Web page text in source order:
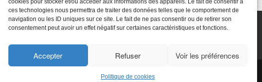
cookies pour stocker et/ou accéder aux informations des appareils. Le fait de consentir à
ces technologies nous permettra de traiter des données telles que le comportement de
navigation ou les ID uniques sur ce site. Le fait de ne pas consentir ou de retirer son
consentement peut avoir un effet négatif sur certaines caractéristiques et fonctions.
Accepter Refuser Voir les préférences
Politique de cookies
des
CyberChimps ©2026